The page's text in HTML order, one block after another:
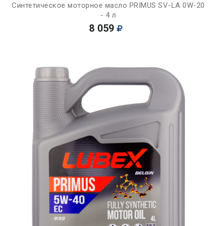
Синтетическое моторное масло PRIMUS SV-LA 0W-20
- 4 л
8 059